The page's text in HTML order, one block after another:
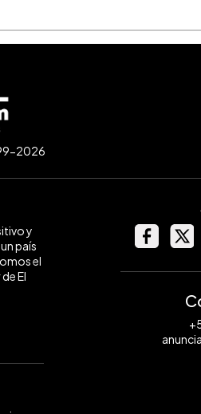
2026
y
país
el
El